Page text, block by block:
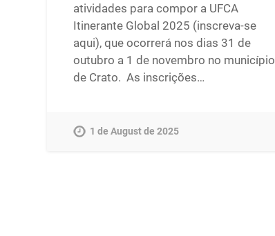
atividades para compor a UFCA
Itinerante Global 2025 (inscreva-se
aqui), que ocorrerá nos dias 31 de
outubro a 1 de novembro no município
de Crato. As inscrições…
1 de August de 2025